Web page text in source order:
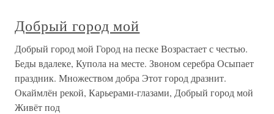
Добрый город мой
Добрый город мой Город на песке Возрастает с честью.
Беды вдалеке, Купола на месте. Звоном серебра Осыпает
праздник. Множеством добра Этот город дразнит.
Окаймлён рекой, Карьерами-глазами, Добрый город мой
Живёт под